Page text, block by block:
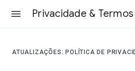
Privacidade & Termos
ATUALIZAÇÕES: POLÍTICA DE